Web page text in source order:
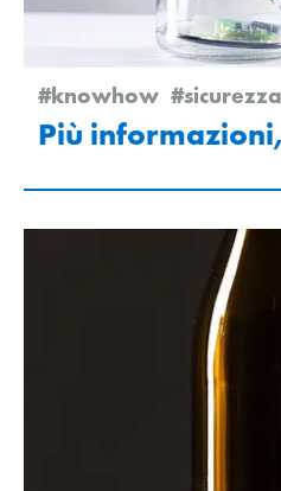
#knowhow #sicurezza
Più